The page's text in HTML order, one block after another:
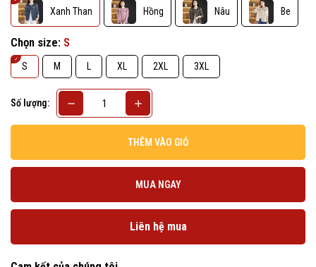
Xanh Than Hồng Nâu Be
Chọn size: S
S M L XL 2XL 3XL
Số lượng:
THÊM VÀO GIỎ
MUA NGAY
Liên hệ mua